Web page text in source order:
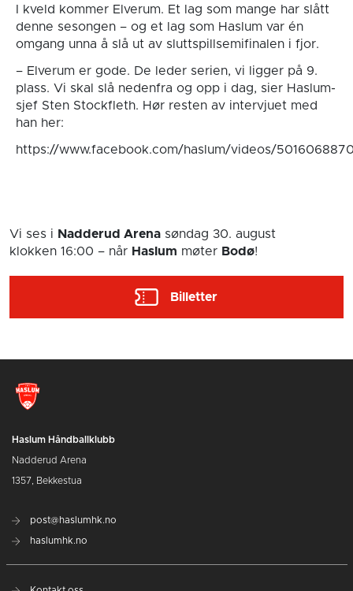
I kveld kommer Elverum. Et lag som mange har slått
denne sesongen – og et lag som Haslum var én
omgang unna å slå ut av sluttspillsemifinalen i fjor.
– Elverum er gode. De leder serien, vi ligger på 9.
plass. Vi skal slå nedenfra og opp i dag, sier Haslum-
sjef Sten Stockfleth. Hør resten av intervjuet med
han her:
https://www.facebook.com/haslum/videos/
Vi ses i Nadderud Arena søndag 30. august
klokken 16:00 – når Haslum møter Bodø!
Billetter
Haslum Håndballklubb
Nadderud Arena
1357, Bekkestua
post@haslumhk.no
haslumhk.no